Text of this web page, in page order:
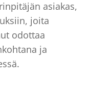
asiakas,
joita
odottaa
ja